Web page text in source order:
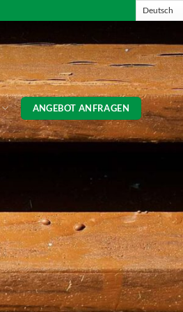
ANGEBOT ANFRAGEN